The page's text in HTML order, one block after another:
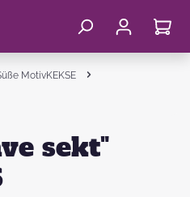
MotivKEKSE
sekt"